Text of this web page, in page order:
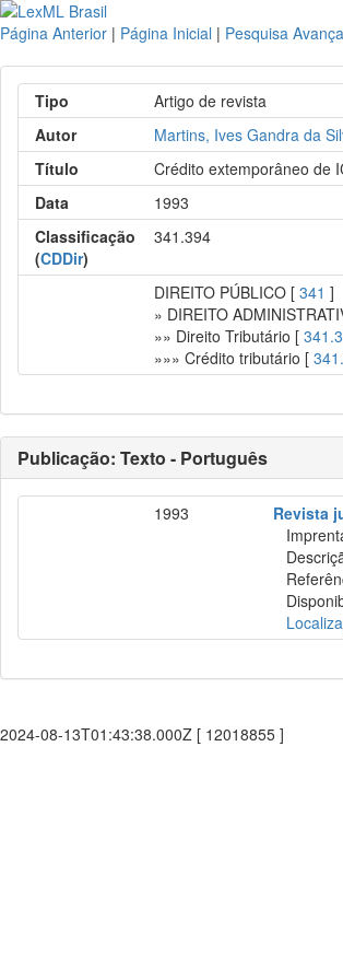
Página Anterior | Página Inicial | Pesquisa
Tipo
Artigo de revista
Autor
Martins, Ives Gandra da
Título
Crédito extemporâneo de
Data
1993
Classificação
(CDDir)
341.394
DIREITO PÚBLICO [341 ]
» DIREITO
»» Direito Tributário [
»»» Crédito tributário [
Publicação: Texto - Português
1993 Revista
2024-08-13T01:43:38.000Z [ 12018855 ]